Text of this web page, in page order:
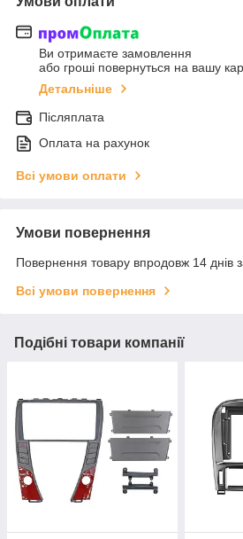
Ви отримаєте замовлення
або гроші повернуться на вашу
Детальніше
Післяплата
Оплата на рахунок
Всі умови оплати
Умови повернення
Повернення товару впродовж 14 днів
Всі умови повернення
Подібні товари компанії